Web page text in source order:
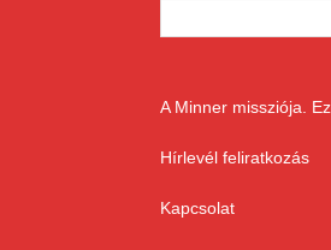
A Minner missziója.
Hírlevél feliratkozás
Kapcsolat